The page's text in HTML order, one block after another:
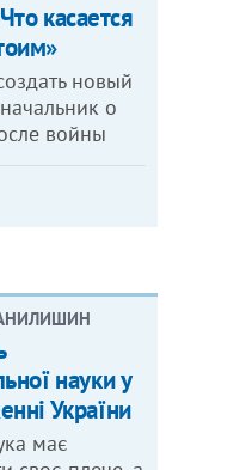
касается
новый
о
войны
науки у
України
має